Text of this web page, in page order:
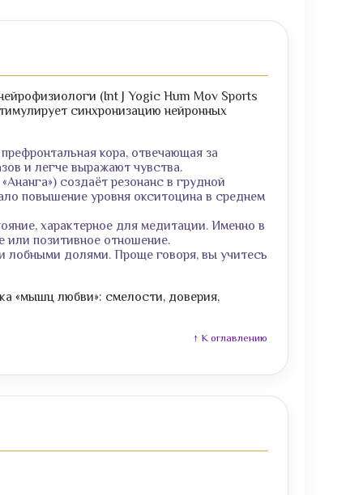
(Int J Yogic Hum Mov Sports
синхронизацию нейронных
кора, отвечающая за
и легче выражают чувства.
создаёт резонанс в грудной
повышение уровня окситоцина в среднем
характерное для медитации. Именно в
или позитивное отношение.
лобными долями. Проще говоря, вы учитесь
«мышц любви»: смелости, доверия,
↑ К оглавлению